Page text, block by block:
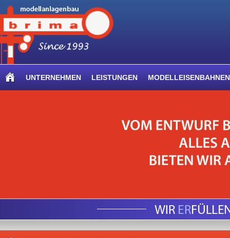
UNTERNEHMEN LEISTUNGEN MODELLEISENBAHNEN